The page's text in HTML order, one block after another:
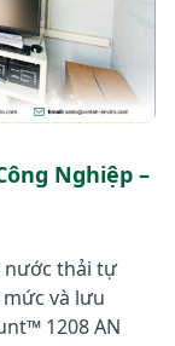
Nghiệp –
nước thải tự
và lưu
1208 AN